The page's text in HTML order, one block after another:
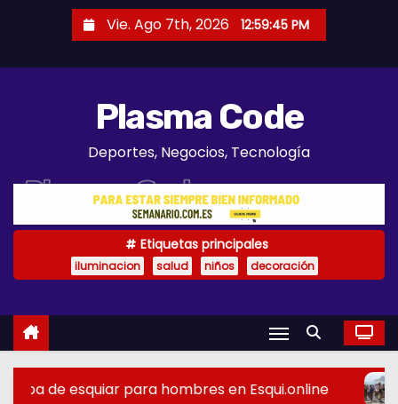
Vie. Ago 7th, 2026 12:59:47 PM
Plasma Code
Deportes, Negocios, Tecnología
Etiquetas principales
iluminacion salud niños decoración
hombres en Esqui.online Test de